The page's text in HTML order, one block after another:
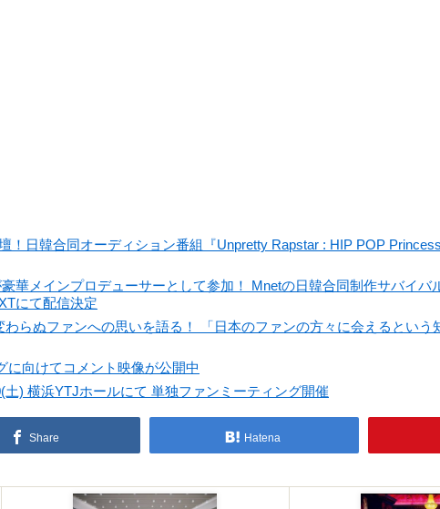
！日韓合同オーディション番組『Unpretty Rapstar : HIP POP
華メインプロデューサーとして参加！ Mnetの日韓合同制作サバイバ
にて配信決定
らぬファンへの思いを語る！ 「日本のファンの方々に会えるという
に向けてコメント映像が公開中
) 横浜YTJホールにて 単独ファンミーティング開催
Share Hatena